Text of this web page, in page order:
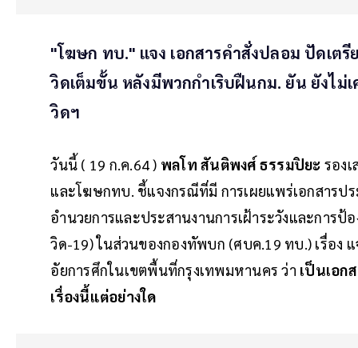
"โฆษก ทบ." แจง เอกสารคำสั่งปลอม ปัดเต
วิดเต็มขั้น หลังมีพวกกำเริบฝืนกม. ยัน ยังไม่
วิดฯ
วันนี้ ( 19 ก.ค.64 ) พลโท สันติพงศ์ ธรรมปิยะ รอง
และโฆษกทบ. ชี้แจงกรณีที่มี การเผยแพร่เอกสารป
อำนวยการและประสานงานการเฝ้าระวังและการ
วิด-19) ในส่วนของกองทัพบก (ศบค.19 ทบ.) เรื่อง
อัยการศึกในเขตพื้นที่กรุงเทพมหานคร ว่า เป็นเอก
เรื่องนี้แต่อย่างใด